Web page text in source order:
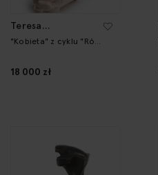
Teresa
Brzóskiewicz
"Kobieta" z cyklu "Róża
18 000 zł